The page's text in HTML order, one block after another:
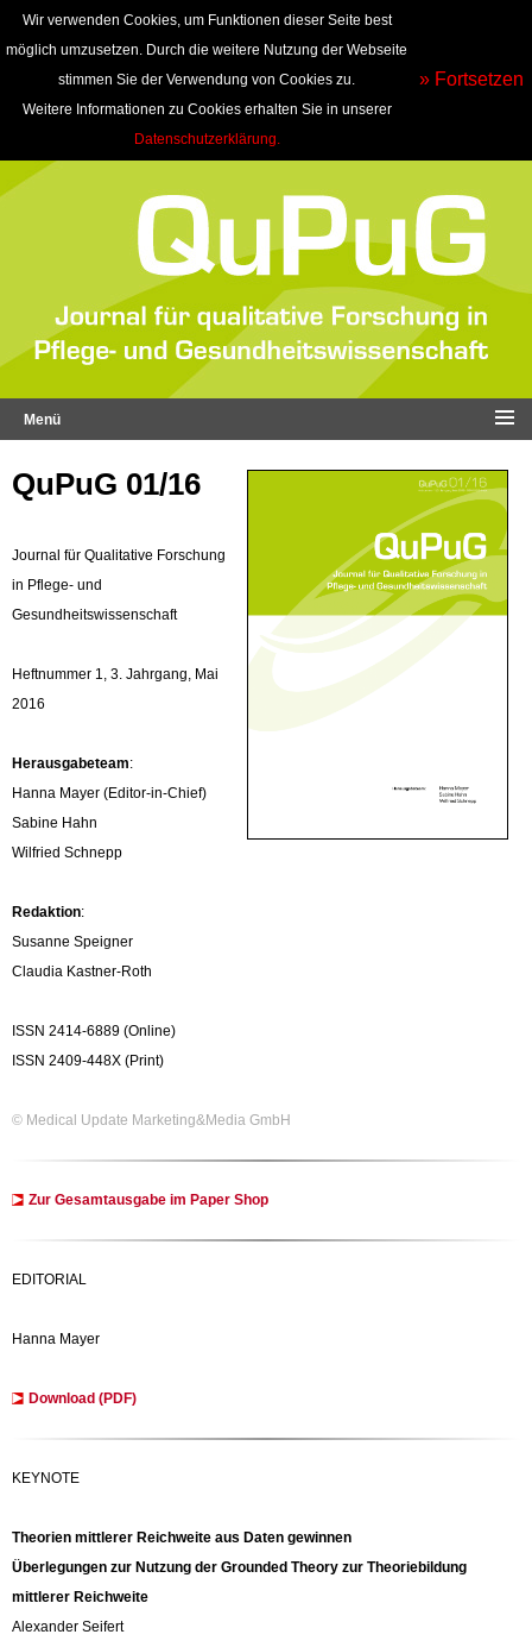
Wir verwenden Cookies, um Funktionen dieser Seite best
möglich umzusetzen. Durch die weitere Nutzung der Webseite
stimmen Sie der Verwendung von Cookies zu.
Weitere Informationen zu Cookies erhalten Sie in unserer
Datenschutzerklärung.
» Fortsetzen
Menü
QuPuG 01/16
Journal für Qualitative Forschung
in Pflege- und
Gesundheitswissenschaft
Heftnummer 1, 3. Jahrgang, Mai
2016
Herausgabeteam:
Hanna Mayer (Editor-in-Chief)
Sabine Hahn
Wilfried Schnepp
Redaktion:
Susanne Speigner
Claudia Kastner-Roth
ISSN 2414-6889 (Online)
ISSN 2409-448X (Print)
© Medical Update Marketing&Media GmbH
Zur Gesamtausgabe im Paper Shop
EDITORIAL
Hanna Mayer
Download (PDF)
KEYNOTE
Theorien mittlerer Reichweite aus Daten gewinnen
Überlegungen zur Nutzung der Grounded Theory zur Theoriebildung
mittlerer Reichweite
Alexander Seifert